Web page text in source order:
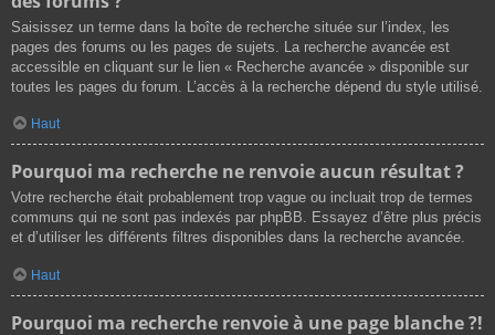
Saisissez un terme dans la boîte de recherche située sur l’index, les
pages des forums ou les pages de sujets. La recherche avancée est
accessible en cliquant sur le lien « Recherche avancée » disponible sur
toutes les pages du forum. L’accès à la recherche dépend du style utilisé.
Haut
Pourquoi ma recherche ne renvoie aucun résultat ?
Votre recherche était probablement trop vague ou incluait trop de termes
communs qui ne sont pas indexés par phpBB. Essayez d’être plus précis
et d’utiliser les différents filtres disponibles dans la recherche avancée.
Haut
Pourquoi ma recherche renvoie à une page blanche ?!